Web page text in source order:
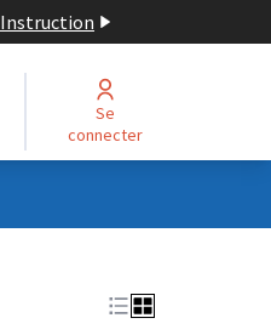
Instruction
Se
connecter